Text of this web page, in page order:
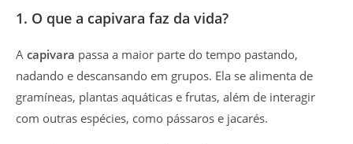
1. O que a capivara faz da vida?
A capivara passa a maior parte do tempo pastando,
nadando e descansando em grupos. Ela se alimenta de
gramíneas, plantas aquáticas e frutas, além de interagir
com outras espécies, como pássaros e jacarés.